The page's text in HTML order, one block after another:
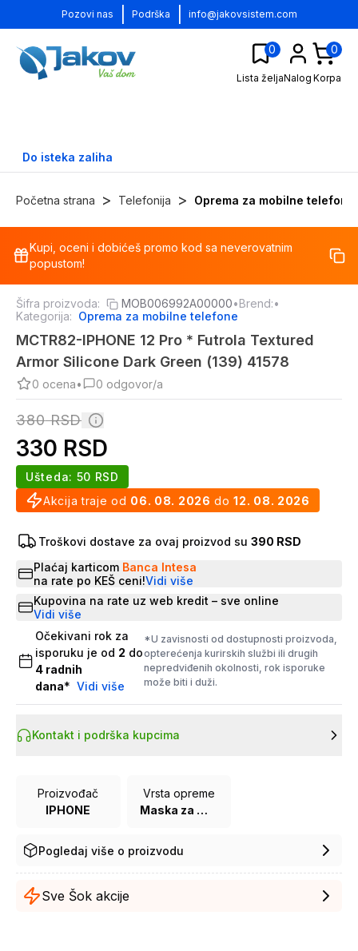
Pozovi nas Podrška info@jakovsistem.com
0
Lista željaNalog
0
Korpa
Do isteka zaliha
Početna strana > Telefonija > Oprema za mobilne telefone
%
Kupi, oceni i dobićeš promo kod sa neverovatnim
popustom!
Šifra proizvoda: MOB006992A00000•Brend:•
Kategorija: Oprema za mobilne telefone
MCTR82-IPHONE 12 Pro * Futrola Textured
Armor Silicone Dark Green (139) 41578
0 ocena• 0 odgovor/a
380RSD
330 RSD
Akcija traje od 06. 08. 2026 do 12. 08. 2026
Ušteda: 50 RSD
Troškovi dostave za ovaj proizvod su 390 RSD
Plaćaj karticom Banca Intesa
na rate po KEŠ ceni!Vidi više
Kupovina na rate uz web kredit – sve online
Vidi više
Očekivani rok za
isporuku je od 2 do
4 radnih
dana* Vidi više
*U zavisnosti od dostupnosti proizvoda,
opterećenja kurirskih službi ili drugih
nepredviđenih okolnosti, rok isporuke
može biti i duži.
Kontakt i podrška kupcima
Proizvođač
IPHONE
Vrsta opreme
Maska za mobilni telefon
Pogledaj više o proizvodu
Sve Šok akcije